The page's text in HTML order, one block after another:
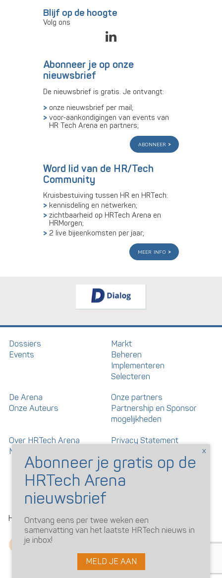
Blijf op de hoogte
Volg ons
Abonneer je op onze
nieuwsbrief
De nieuwsbrief is gratis. Je ontvangt:
onze nieuwsbrief per mail;
voor-aankondigingen van events van
HR Tech Arena en partners;
abonneer
Word lid van de HR/Tech
Community
Kruisbestuiving tussen HR en HRTech:
kennisdeling en netwerken;
zichtbaarheid op HRTech Arena en
HRMorgen;
2 live bijeenkomsten per jaar;
meer info
Dossiers
Events
Markt
Beheren
Implementeren
Selecteren
De Arena
Onze Auteurs
Onze partners
Partnership en Sponsor
mogelijkheden
Over HRTech Arena
Nieuwsbrief
Privacy Statement
Gedragscode artikelen en
reacties
HRTechArena 2026
Ontvang eens per twee weken een
samenvatting van het laatste HRTech nieuws in
je inbox!
MELD JE AAN